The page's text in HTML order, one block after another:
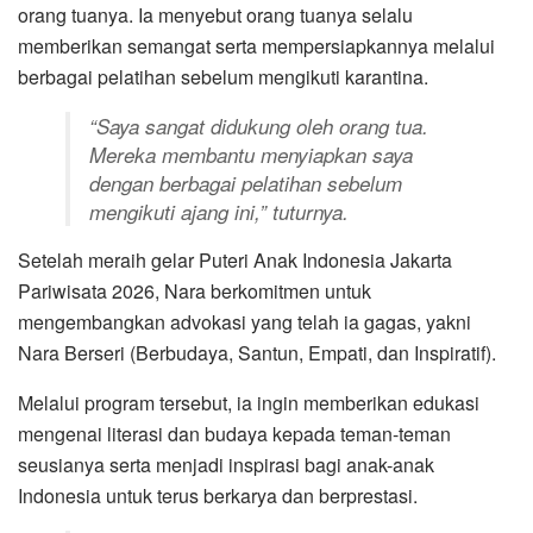
orang tuanya. Ia menyebut orang tuanya selalu
memberikan semangat serta mempersiapkannya melalui
berbagai pelatihan sebelum mengikuti karantina.
“Saya sangat didukung oleh orang tua.
Mereka membantu menyiapkan saya
dengan berbagai pelatihan sebelum
mengikuti ajang ini,” tuturnya.
Setelah meraih gelar Puteri Anak Indonesia Jakarta
Pariwisata 2026, Nara berkomitmen untuk
mengembangkan advokasi yang telah ia gagas, yakni
Nara Berseri (Berbudaya, Santun, Empati, dan Inspiratif).
Melalui program tersebut, ia ingin memberikan edukasi
mengenai literasi dan budaya kepada teman-teman
seusianya serta menjadi inspirasi bagi anak-anak
Indonesia untuk terus berkarya dan berprestasi.